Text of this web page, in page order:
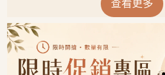
查看更多